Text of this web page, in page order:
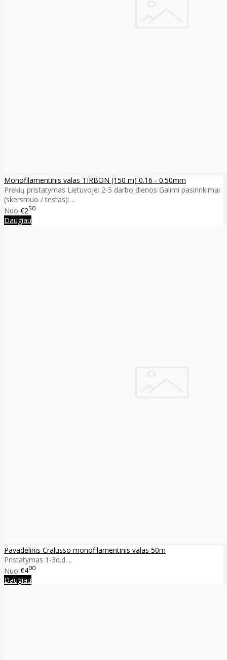
Monofilamentinis valas TIRBON (150 m) 0.16 - 0.50mm
Prekių pristatymas Lietuvoje: 2-5 darbo dienos Galimi pasirinkimai
(skersmuo / testas): ..
Nuo €250
Daugiau
Pavadėlinis Cralusso monofilamentinis valas 50m
Pristatymas 1-3d.d. ..
Nuo €400
Daugiau